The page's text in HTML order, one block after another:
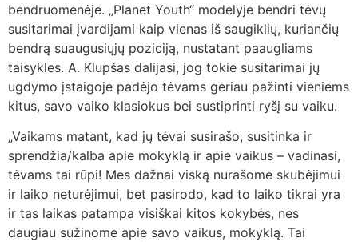
bendruomenėje. „Planet Youth“ modelyje bendri tėvų
susitarimai įvardijami kaip vienas iš saugiklių, kuriančių
bendrą suaugusiųjų poziciją, nustatant paaugliams
taisykles. A. Klupšas dalijasi, jog tokie susitarimai jų
ugdymo įstaigoje padėjo tėvams geriau pažinti vieniems
kitus, savo vaiko klasiokus bei sustiprinti ryšį su vaiku.
„Vaikams matant, kad jų tėvai susirašo, susitinka ir
sprendžia/kalba apie mokyklą ir apie vaikus – vadinasi,
tėvams tai rūpi! Mes dažnai viską nurašome skubėjimui
ir laiko neturėjimui, bet pasirodo, kad to laiko tikrai yra
ir tas laikas patampa visiškai kitos kokybės, nes
daugiau sužinome apie savo vaikus, mokyklą. Tai